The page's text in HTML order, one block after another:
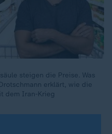
steigen die Preise. Was
erklärt, wie die
dem Iran-Krieg